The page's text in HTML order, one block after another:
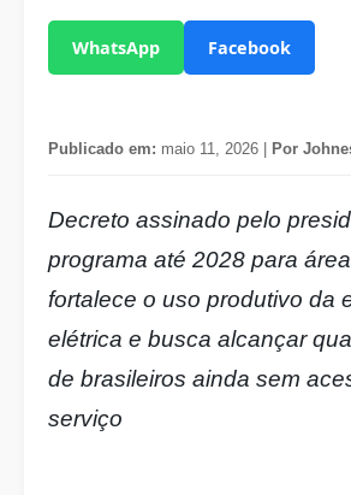
WhatsApp Facebook
Publicado em: maio 11, 2026 | Por
Decreto assinado pelo
programa até 2028 para
fortalece o uso produtivo da
elétrica e busca alcançar
de brasileiros ainda sem
serviço